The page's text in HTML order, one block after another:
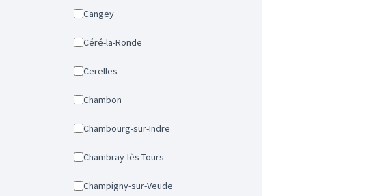
Cangey
Céré-la-Ronde
Cerelles
Chambon
Chambourg-sur-Indre
Chambray-lès-Tours
Champigny-sur-Veude